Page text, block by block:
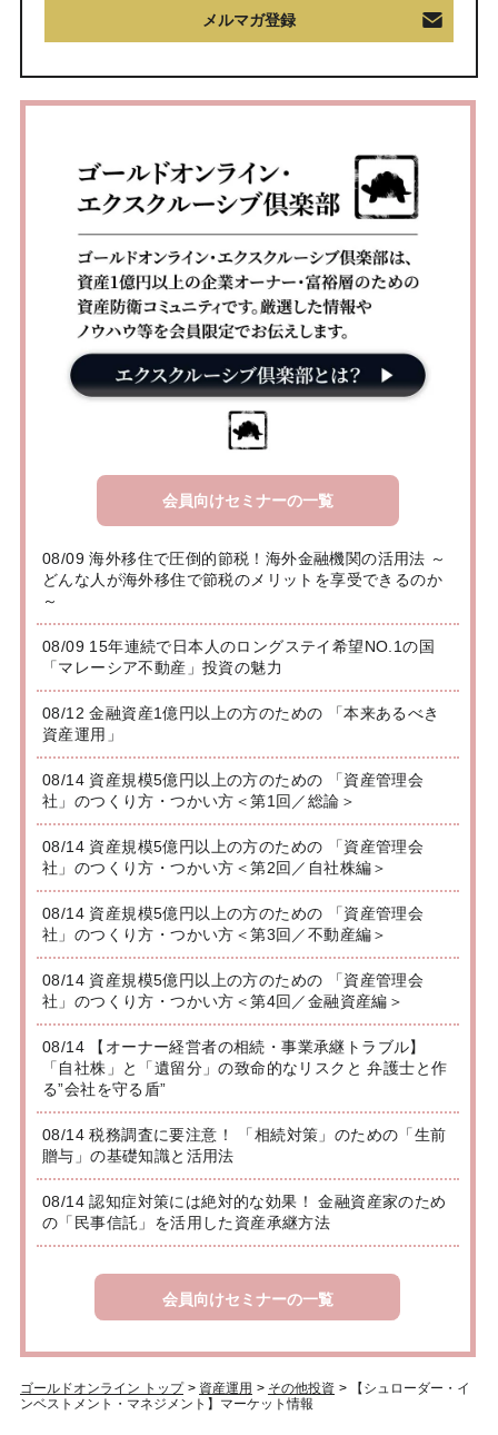
メルマガ登録
会員向けセミナーの一覧
08/09 海外移住で圧倒的節税！海外金融機関の活用法 ～
どんな人が海外移住で節税のメリットを享受できるのか
～
08/09 15年連続で日本人のロングステイ希望NO.1の国
「マレーシア不動産」投資の魅力
08/12 金融資産1億円以上の方のための 「本来あるべき
資産運用」
08/14 資産規模5億円以上の方のための 「資産管理会
社」のつくり方・つかい方＜第1回／総論＞
08/14 資産規模5億円以上の方のための 「資産管理会
社」のつくり方・つかい方＜第2回／自社株編＞
08/14 資産規模5億円以上の方のための 「資産管理会
社」のつくり方・つかい方＜第3回／不動産編＞
08/14 資産規模5億円以上の方のための 「資産管理会
社」のつくり方・つかい方＜第4回／金融資産編＞
08/14 【オーナー経営者の相続・事業承継トラブル】
「自社株」と「遺留分」の致命的なリスクと 弁護士と作
る”会社を守る盾”
08/14 税務調査に要注意！ 「相続対策」のための「生前
贈与」の基礎知識と活用法
08/14 認知症対策には絶対的な効果！ 金融資産家のため
の「民事信託」を活用した資産承継方法
会員向けセミナーの一覧
ゴールドオンライン トップ > 資産運用 > その他投資 >
【シュローダー・イ
ンベストメント・マネジメント】マーケット情報